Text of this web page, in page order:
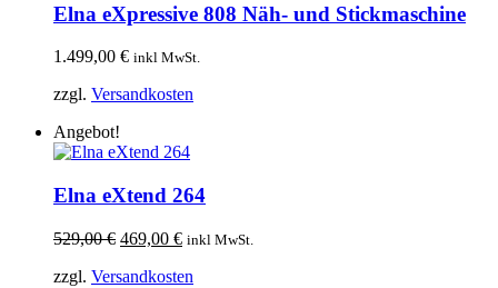
Elna eXpressive 808 Näh- und Stickmaschine
1.499,00 € inkl MwSt.
zzgl. Versandkosten
Angebot!
Elna eXtend 264
529,00€ Ursprünglicher
war:
469,00 €Aktueller
ist:
inkl MwSt.
zzgl. Versandkosten